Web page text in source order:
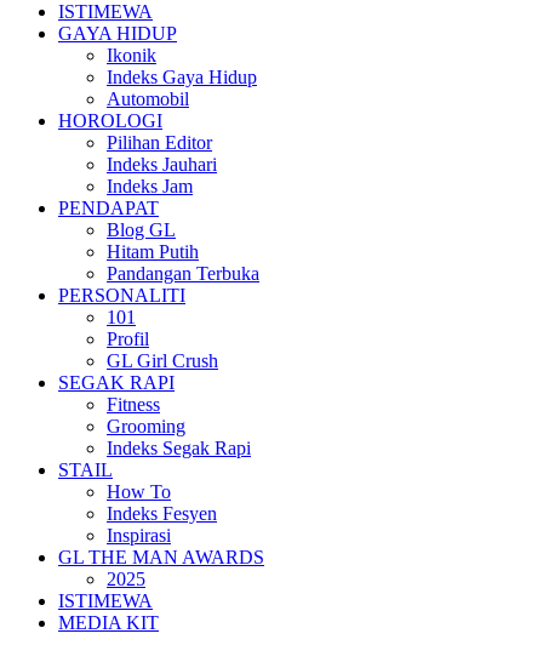
ISTIMEWA
GAYA HIDUP
Ikonik
Indeks Gaya Hidup
Automobil
HOROLOGI
Pilihan Editor
Indeks Jauhari
Indeks Jam
PENDAPAT
Blog GL
Hitam Putih
Pandangan Terbuka
PERSONALITI
101
Profil
GL Girl Crush
SEGAK RAPI
Fitness
Grooming
Indeks Segak Rapi
STAIL
How To
Indeks Fesyen
Inspirasi
GL THE MAN AWARDS
2025
ISTIMEWA
MEDIA KIT